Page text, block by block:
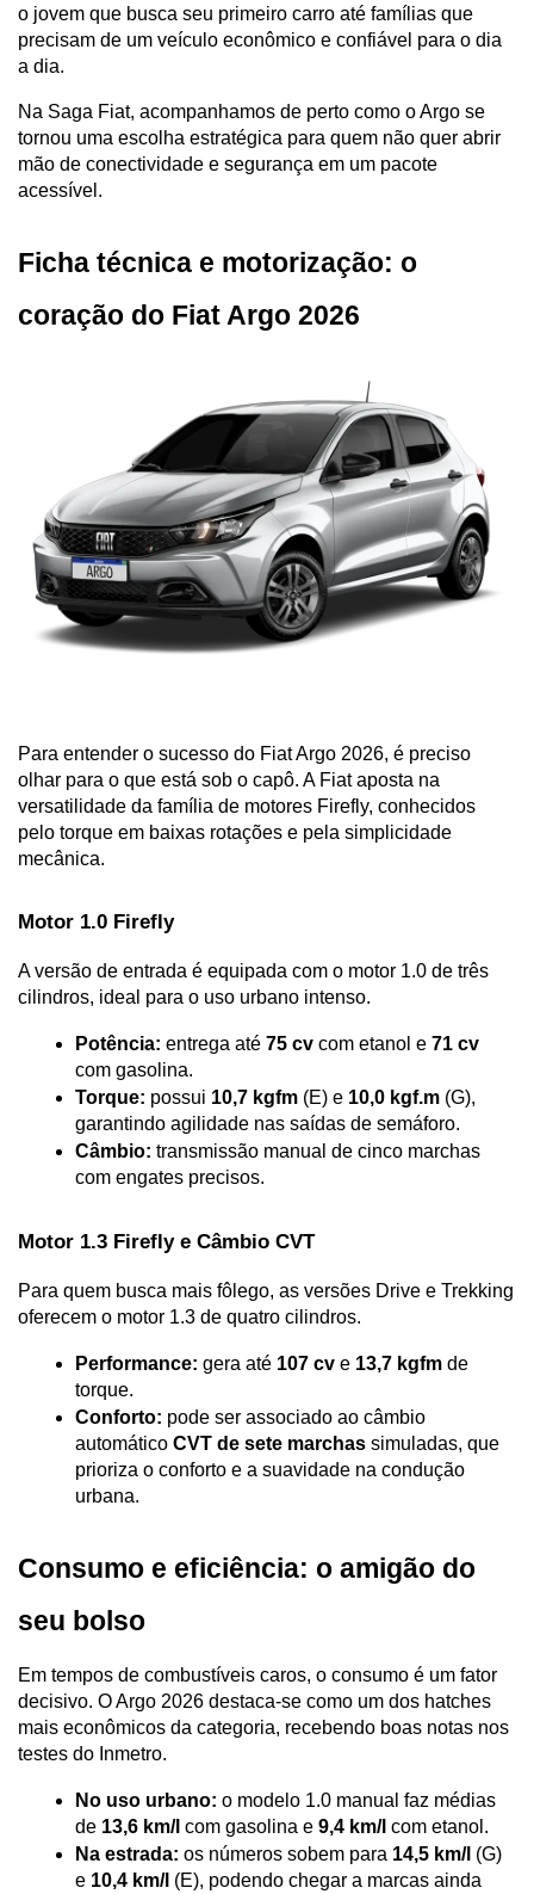
o jovem que busca seu primeiro carro até famílias que
precisam de um veículo econômico e confiável para o dia
a dia.
Na Saga Fiat, acompanhamos de perto como o Argo se
tornou uma escolha estratégica para quem não quer abrir
mão de conectividade e segurança em um pacote
acessível.
Ficha técnica e motorização: o
coração do Fiat Argo 2026
Para entender o sucesso do Fiat Argo 2026, é preciso
olhar para o que está sob o capô. A Fiat aposta na
versatilidade da família de motores Firefly, conhecidos
pelo torque em baixas rotações e pela simplicidade
mecânica.
Motor 1.0 Firefly
A versão de entrada é equipada com o motor 1.0 de três
cilindros, ideal para o uso urbano intenso.
Potência: entrega até 75 cv com etanol e 71 cv
com gasolina.
Torque: possui 10,7 kgfm (E) e 10,0 kgf.m (G),
garantindo agilidade nas saídas de semáforo.
Câmbio: transmissão manual de cinco marchas
com engates precisos.
Motor 1.3 Firefly e Câmbio CVT
Para quem busca mais fôlego, as versões Drive e Trekking
oferecem o motor 1.3 de quatro cilindros.
Performance: gera até 107 cv e 13,7 kgfm de
torque.
Conforto: pode ser associado ao câmbio
automático CVT de sete marchas simuladas, que
prioriza o conforto e a suavidade na condução
urbana.
Consumo e eficiência: o amigão do
seu bolso
Em tempos de combustíveis caros, o consumo é um fator
decisivo. O Argo 2026 destaca-se como um dos hatches
mais econômicos da categoria, recebendo boas notas nos
testes do Inmetro.
No uso urbano: o modelo 1.0 manual faz médias
de 13,6 km/l com gasolina e 9,4 km/l com etanol.
Na estrada: os números sobem para 14,5 km/l (G)
e 10,4 km/l (E), podendo chegar a marcas ainda